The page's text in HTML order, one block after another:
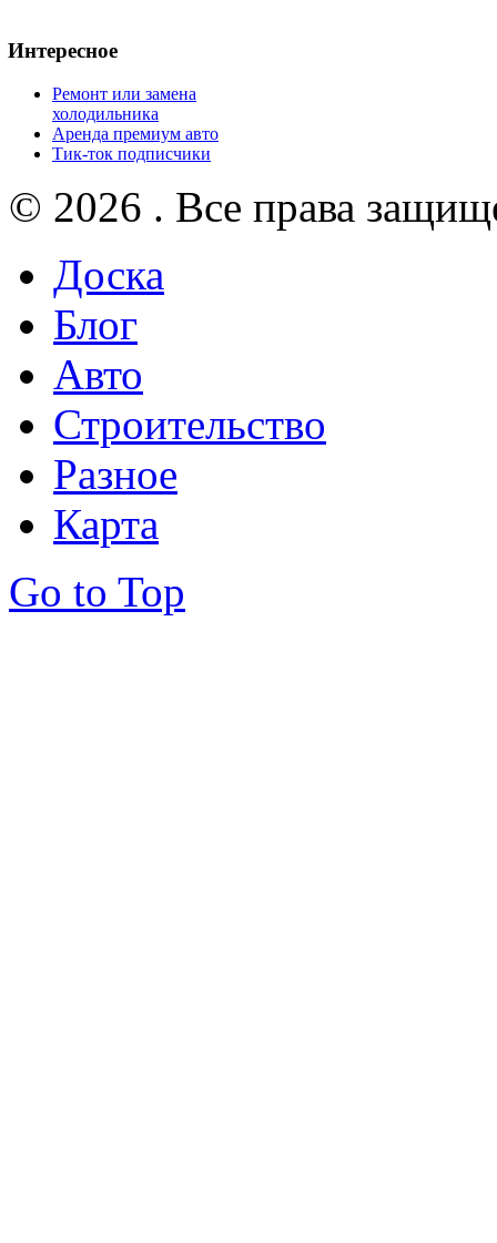
Интересное
Ремонт или замена
холодильника
Аренда премиум авто
Тик-ток подписчики
© 2026 . Все права
Доска
Блог
Авто
Строительство
Разное
Карта
Go to Top